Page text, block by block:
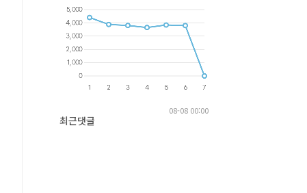
08-08 00:00
최근댓글